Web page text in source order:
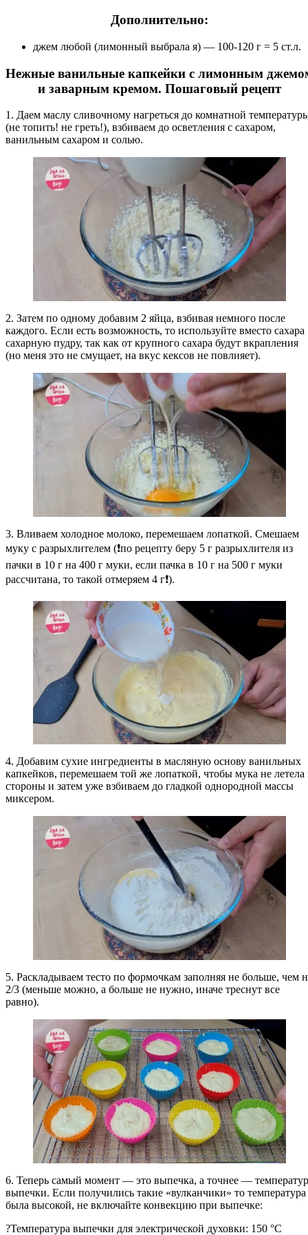
Дополнительно:
джем любой (лимонный выбрала я) — 100-120 г = 5 ст.л.
Нежные ванильные капкейки с лимонным
и заварным кремом. Пошаговый рецепт
1. Даем маслу сливочному нагреться до комнатной
(не топить! не греть!), взбиваем до осветления с сахаром,
ванильным сахаром и солью.
2. Затем по одному добавим 2 яйца, взбивая немного после
каждого. Если есть возможность, то используйте вместо сахара
сахарную пудру, так как от крупного сахара будут вкрапления
(но меня это не смущает, на вкус кексов не повлияет).
3. Вливаем холодное молоко, перемешаем лопаткой. Смешаем
муку с разрыхлителем (❗по рецепту беру 5 г разрыхлителя из
пачки в 10 г на 400 г муки, если пачка в 10 г на 500 г муки
рассчитана, то такой отмеряем 4 г❗).
4. Добавим сухие ингредиенты в масляную основу ванильных
капкейков, перемешаем той же лопаткой, чтобы мука не летела
стороны и затем уже взбиваем до гладкой однородной массы
миксером.
5. Раскладываем тесто по формочкам заполняя не больше, чем
2/3 (меньше можно, а больше не нужно, иначе треснут все
равно).
6. Теперь самый момент — это выпечка, а точнее —
выпечки. Если получились такие «вулканчики» то температура
была высокой, не включайте конвекцию при выпечке:
?Температура выпечки для электрической духовки: 150 °C